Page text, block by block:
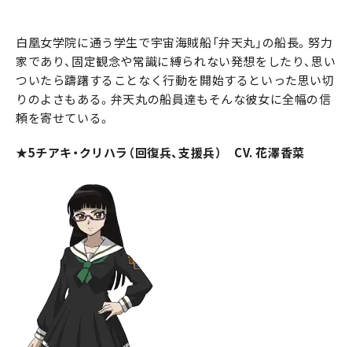
白凰女学院に通う学生で宇宙海賊船「弁天丸」の船長。努力
家であり、固定観念や常識に縛られない発想をしたり、思い
ついたら躊躇することなく行動を開始するといった思い切
りのよさもある。弁天丸の船員達もそんな彼女に全幅の信
頼を寄せている。
★5チアキ・クリハラ（回復兵、支援兵） CV. 花澤香菜